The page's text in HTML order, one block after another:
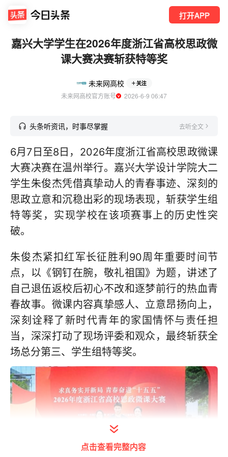
打开APP
嘉兴大学学生在2026年度浙江省高校思政微
课大赛决赛斩获特等奖
未来网高校 关注
未来网高校官方账号
  2026-6-9 06:47
头条听资讯，时事尽掌握 去听全文
6月7日至8日，2026年度浙江省高校思政微课
大赛决赛在温州举行。嘉兴大学设计学院大二
学生朱俊杰凭借真挚动人的青春事迹、深刻的
思政立意和沉稳出彩的现场表现，斩获学生组
特等奖，实现学校在该项赛事上的历史性突
破。
朱俊杰紧扣红军长征胜利90周年重要时间节
点，以《钢钉在腕，敬礼祖国》为题，讲述了
自己退伍返校后初心不改和逐梦前行的热血青
春故事。微课内容真挚感人、立意昂扬向上，
深刻诠释了新时代青年的家国情怀与责任担
当，深深打动了现场评委和观众，最终斩获全
场总分第三、学生组特等奖。
点击查看完整内容